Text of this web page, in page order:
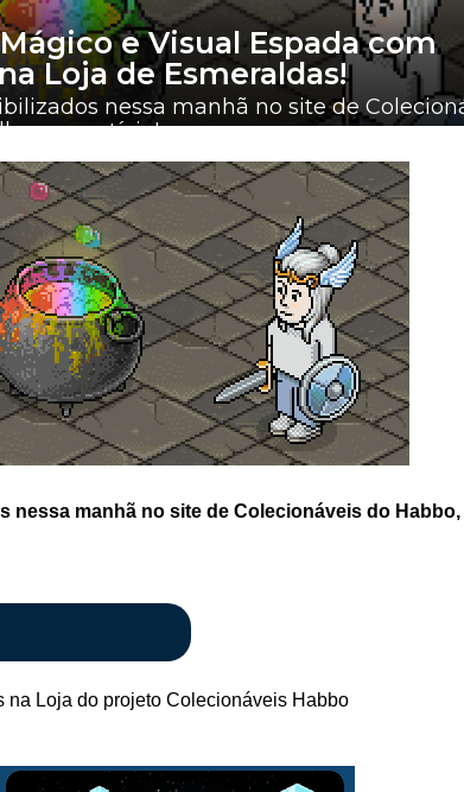
e Visual Espada com
Loja de Esmeraldas!
nessa manhã no site de
na notícia!
nessa manhã no site de Colecionáveis do Habbo,
Loja do projeto Colecionáveis Habbo